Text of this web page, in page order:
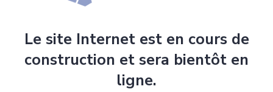
Le site Internet est en cours de
construction et sera bientôt en
ligne.